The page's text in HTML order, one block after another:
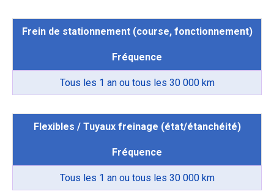
Frein de stationnement (course, fonctionnement)
Fréquence
Tous les 1 an ou tous les 30 000 km
Flexibles / Tuyaux freinage (état/étanchéité)
Fréquence
Tous les 1 an ou tous les 30 000 km